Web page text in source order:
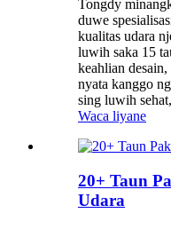
Tongdy
duwe
kualitas udara
luwih saka 15
keahlian
nyata kanggo
sing luwih
Waca liyane
20+ Taun
Udara